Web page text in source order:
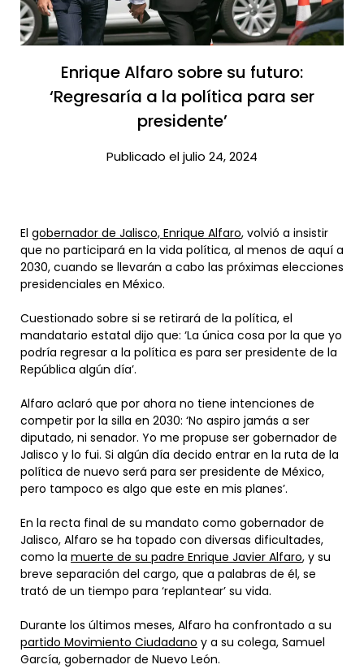
Enrique Alfaro sobre su futuro:
‘Regresaría a la política para ser
presidente’​
Publicado el julio 24, 2024
El gobernador de Jalisco, Enrique Alfaro, volvió a insistir
que no participará en la vida política, al menos de aquí a
2030, cuando se llevarán a cabo las próximas elecciones
presidenciales en México.
Cuestionado sobre si se retirará de la política, el
mandatario estatal dijo que: ‘La única cosa por la que yo
podría regresar a la política es para ser presidente de la
República algún día’.
Alfaro aclaró que por ahora no tiene intenciones de
competir por la silla en 2030: ‘No aspiro jamás a ser
diputado, ni senador. Yo me propuse ser gobernador de
Jalisco y lo fui. Si algún día decido entrar en la ruta de la
política de nuevo será para ser presidente de México,
pero tampoco es algo que este en mis planes’.
En la recta final de su mandato como gobernador de
Jalisco, Alfaro se ha topado con diversas dificultades,
como la muerte de su padre Enrique Javier Alfaro, y su
breve separación del cargo, que a palabras de él, se
trató de un tiempo para ‘replantear’ su vida.
Durante los últimos meses, Alfaro ha confrontado a su
partido Movimiento Ciudadano y a su colega, Samuel
García, gobernador de Nuevo León.